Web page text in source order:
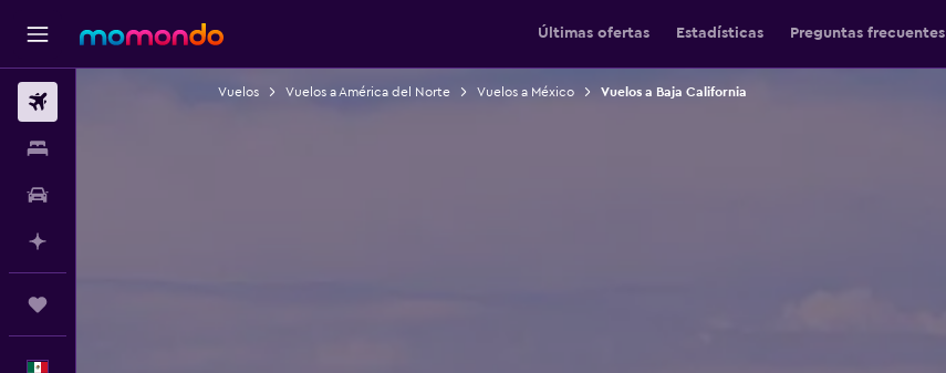
Últimas ofertas Estadísticas Preguntas frecuentes
Vuelos Vuelos a América del Norte Vuelos a México Vuelos a Baja California